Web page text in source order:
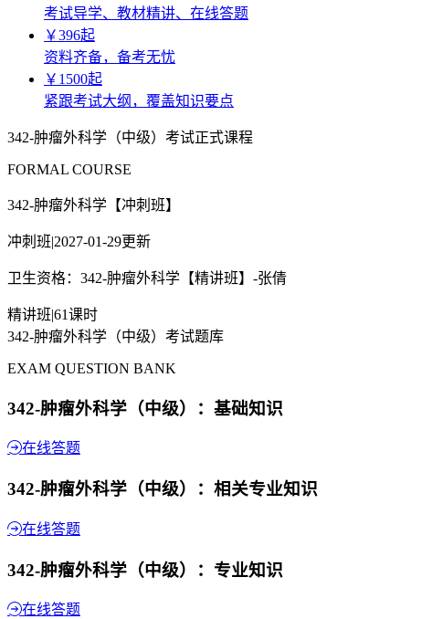
考试导学、教材精讲、在线答题
￥396起
资料齐备，备考无忧
￥ 1500起
紧跟考试大纲，覆盖知识要点
342-肿瘤外科学（中级）考试正式课程
FORMAL COURSE
342-肿瘤外科学【冲刺班】
冲刺班|2027-01-29更新
卫生资格：342-肿瘤外科学【精讲班】-张倩
精讲班|61课时
342-肿瘤外科学（中级）考试题库
EXAM QUESTION BANK
342-肿瘤外科学（中级）：基础知识
在线答题
342-肿瘤外科学（中级）：相关专业知识
在线答题
342-肿瘤外科学（中级）：专业知识
在线答题